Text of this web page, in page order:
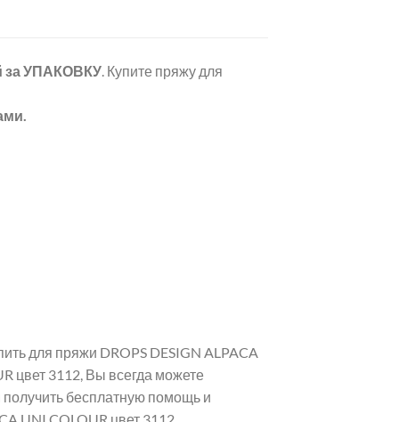
за УПАКОВКУ. Купите пряжу для
для пряжи DROPS DESIGN ALPACA
цвет 3112, Вы всегда можете
бесплатную помощь и